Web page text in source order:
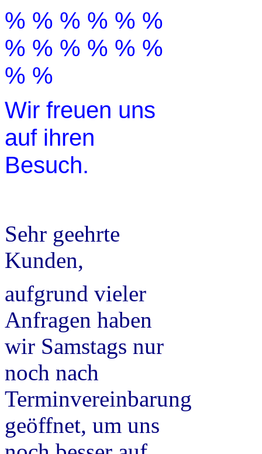
% % % % % %
% % % % % %
% %
Wir freuen uns
auf ihren
Besuch.
Sehr geehrte
Kunden,
aufgrund vieler
Anfragen haben
wir Samstags nur
noch nach
Terminvereinbarung
geöffnet, um uns